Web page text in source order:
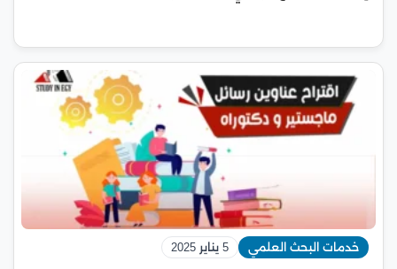
خدمات البحث العلمي 5 يناير 2025